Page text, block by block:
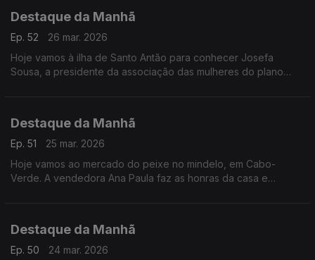
Destaque da Manhã
Ep. 52
26 mar. 2026
Hoje vamos à ilha de Santo Antão para conhecer Josefa
Sousa, a presidente da associação das mulheres do plano
Destaque da Manhã
Ep. 51
25 mar. 2026
Hoje vamos ao mercado do peixe no mindelo, em Cabo-
Verde. A vendedora Ana Paula faz as honras da casa e
Destaque da Manhã
Ep. 50
24 mar. 2026